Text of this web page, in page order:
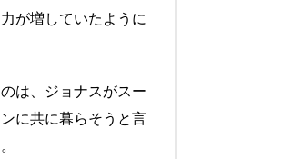
が増していたように
は、ジョナスがスー
に共に暮らそうと言